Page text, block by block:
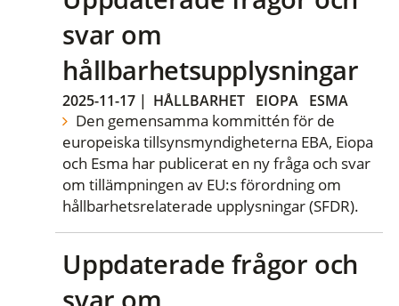
svar om
hållbarhetsupplysningar
2025-11-17 | HÅLLBARHET EIOPA ESMA
Den gemensamma kommittén för de
europeiska tillsynsmyndigheterna EBA, Eiopa
och Esma har publicerat en ny fråga och svar
om tillämpningen av EU:s förordning om
hållbarhetsrelaterade upplysningar (SFDR).
Uppdaterade frågor och